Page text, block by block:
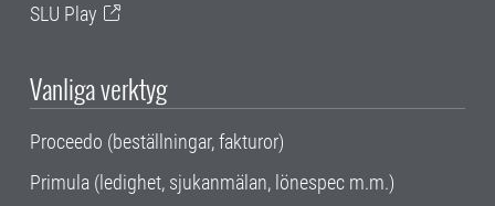
SLU Play
Vanliga verktyg
Proceedo (beställningar, fakturor)
Primula (ledighet, sjukanmälan, lönespec m.m.)